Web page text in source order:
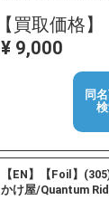
【買取価格】
¥ 9,000
同
【EN】【Foil】
かけ屋/Quantum